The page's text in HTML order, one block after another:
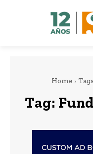
Home Tags
Tag: